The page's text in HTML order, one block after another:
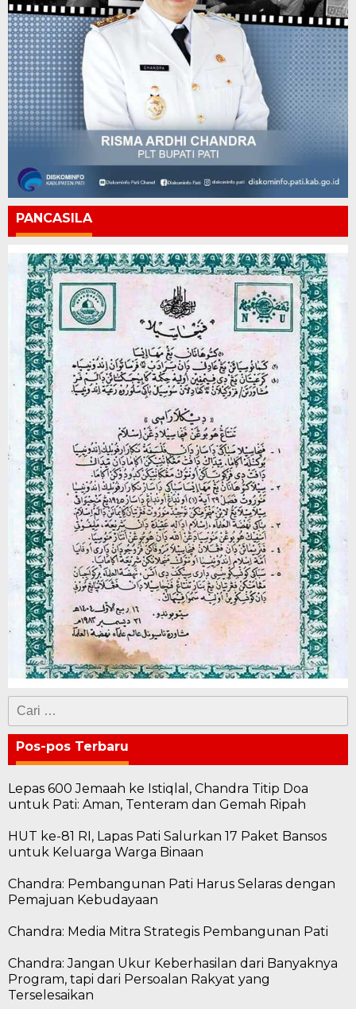
PANCASILA
Cari
untuk:
Pos-pos Terbaru
Lepas 600 Jemaah ke Istiqlal, Chandra Titip Doa
untuk Pati: Aman, Tenteram dan Gemah Ripah
HUT ke-81 RI, Lapas Pati Salurkan 17 Paket Bansos
untuk Keluarga Warga Binaan
Chandra: Pembangunan Pati Harus Selaras dengan
Pemajuan Kebudayaan
Chandra: Media Mitra Strategis Pembangunan Pati
Chandra: Jangan Ukur Keberhasilan dari Banyaknya
Program, tapi dari Persoalan Rakyat yang
Terselesaikan